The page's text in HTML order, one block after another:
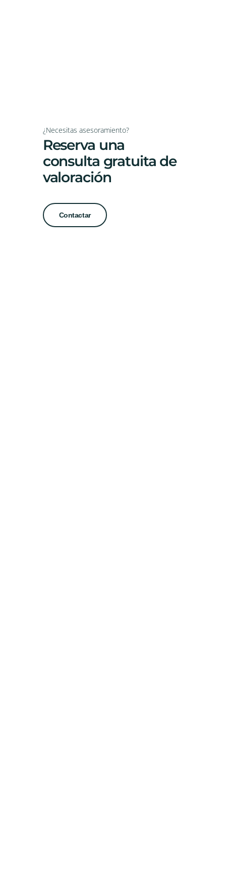
¿Necesitas asesoramiento?
Reserva una
consulta gratuita de
valoración
Contactar